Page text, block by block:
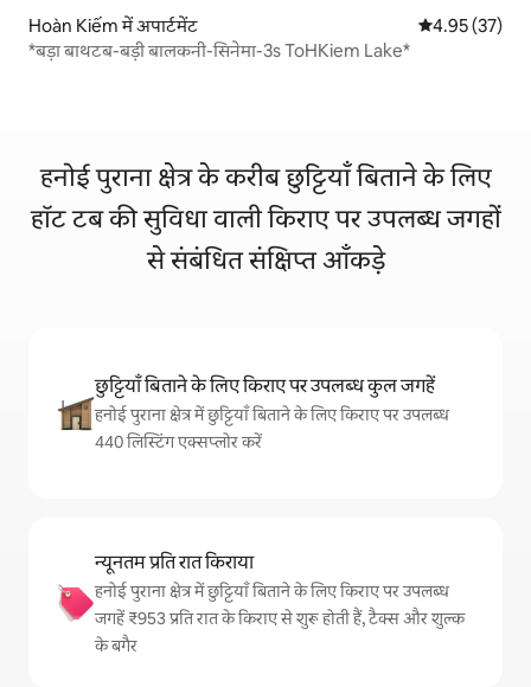
Hoàn Kiếm में अपार्टमेंट औसत रेटिंग 5 में
4.95 (37)
*बड़ा बाथटब-बड़ी बालकनी-सिनेमा-3s ToHKiem Lake*
हनोई पुराना क्षेत्र के करीब छुट्टियाँ बिताने के लिए
हॉट टब की सुविधा वाली किराए पर उपलब्ध जगहों
से संबंधित संक्षिप्त आँकड़े
छुट्टियाँ बिताने के लिए किराए पर उपलब्ध कुल जगहें
हनोई पुराना क्षेत्र में छुट्टियाँ बिताने के लिए किराए पर उपलब्ध
440 लिस्टिंग एक्सप्लोर करें
न्यूनतम प्रति रात किराया
हनोई पुराना क्षेत्र में छुट्टियाँ बिताने के लिए किराए पर उपलब्ध
जगहें ₹953 प्रति रात के किराए से शुरू होती हैं, टैक्स और शुल्क
के बगैर